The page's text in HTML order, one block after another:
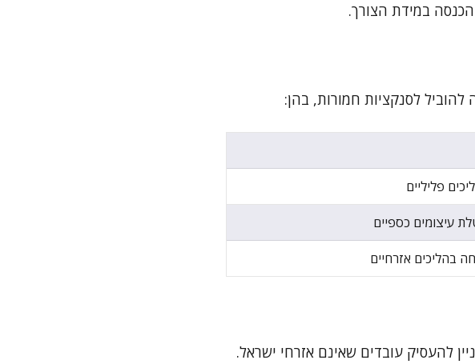
במידת הצורך.
לסנקציות חמורות, בהן:
פליליים
עיצומים כספיים
בהליכים אזרחיים
להעסיק עובדים שאינם אזרחי ישראל.